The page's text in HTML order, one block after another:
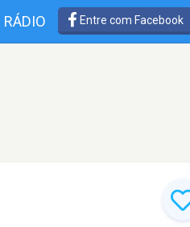
RÁDIO Entre com Facebook